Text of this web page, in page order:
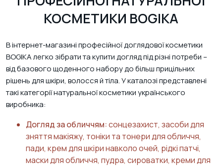
КОСМЕТИКИ BOGIKA
В інтернет-магазині професійної доглядової косметики
BOGIKA легко зібрати та купити догляд під різні потреби –
від базового щоденного набору до більш прицільних
рішень для шкіри, волосся й тіла. У каталозі представлені
такі категорії натуральної косметики українського
виробника:
Догляд за обличчям:сонцезахист, засоби для
зняття макіяжу, тоніки та тонери для обличчя,
пади, крем для шкіри навколо очей, рідкі патчі,
маски для обличчя, пудра, сироватки, креми для